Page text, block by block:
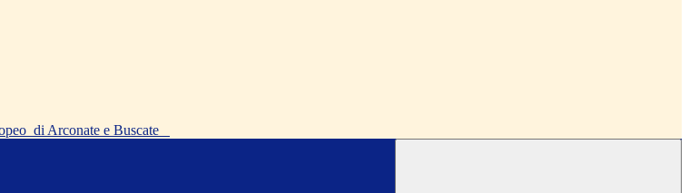
di Arconate e Buscate